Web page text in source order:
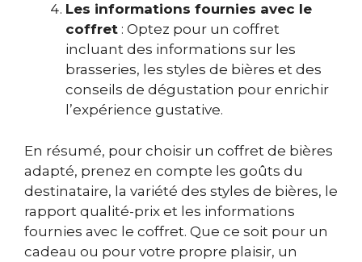
Les informations fournies avec le
coffret : Optez pour un coffret
incluant des informations sur les
brasseries, les styles de bières et des
conseils de dégustation pour enrichir
l’expérience gustative.
En résumé, pour choisir un coffret de bières
adapté, prenez en compte les goûts du
destinataire, la variété des styles de bières, le
rapport qualité-prix et les informations
fournies avec le coffret. Que ce soit pour un
cadeau ou pour votre propre plaisir, un